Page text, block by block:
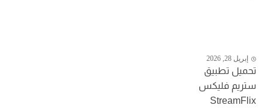
إبريل 28, 2026
تحميل تطبيق
ستريم فليكس
StreamFlix